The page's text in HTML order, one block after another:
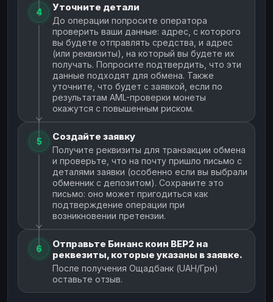
4 Уточните детали
До операции попросите оператора
проверить ваши данные: адрес, с которого
вы будете отправлять средства, и адрес
(или реквизиты), на который вы будете их
получать. Попросите подтвердить, что эти
данные подходят для обмена. Также
уточните, что будет с заявкой, если по
результатам AML-проверки монеты
окажутся с повышенным риском.
5 Создайте заявку
Получите реквизиты для транзакции обмена
и проверьте, что на почту пришло письмо с
деталями заявки (особенно если вы выбрали
обменник с депозитом). Сохраните это
письмо: оно может пригодиться как
подтверждение операции при
возникновении претензии.
6
Отправьте Бинанс коин BEP2 на
реквезиты, которые указаны в заявке.
После получения Ощадбанк (UAH/Грн)
оставьте отзыв.